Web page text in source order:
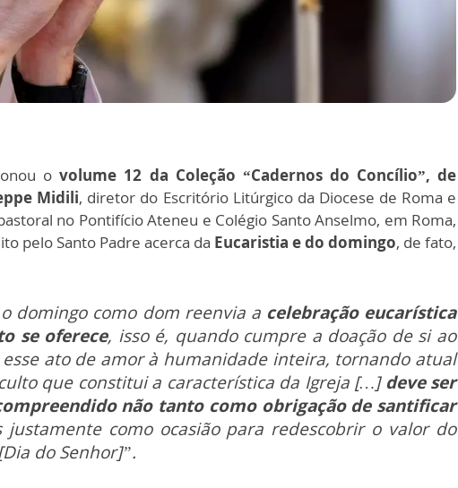
o volume 12 da Coleção “Cadernos do Concílio”, de
Midili, diretor do Escritório Litúrgico da Diocese de Roma e
no Pontifício Ateneu e Colégio Santo Anselmo, em Roma,
pelo Santo Padre acerca da Eucaristia e do domingo, de fato,
domingo como dom reenvia a celebração eucarística
se oferece, isso é, quando cumpre a doação de si ao
esse ato de amor à humanidade inteira, tornando atual
que constitui a característica da Igreja […] deve ser
não tanto como obrigação de santificar
justamente como ocasião para redescobrir o valor do
do Senhor]”.